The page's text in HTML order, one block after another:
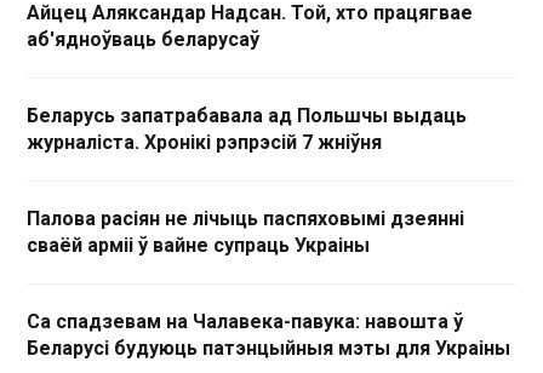
Айцец Аляксандар Надсан. Той, хто працягвае
аб'ядноўваць беларусаў
Беларусь запатрабавала ад Польшчы выдаць
журналіста. Хронікі рэпрэсій 7 жніўня
Палова расіян не лічыць паспяховымі дзеянні
сваёй арміі ў вайне супраць Украіны
Са спадзевам на Чалавека-павука: навошта ў
Беларусі будуюць патэнцыйныя мэты для Украіны